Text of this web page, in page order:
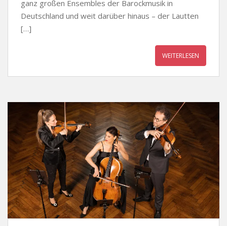
ganz großen Ensembles der Barockmusik in
Deutschland und weit darüber hinaus – der Lautten
[…]
WEITERLESEN